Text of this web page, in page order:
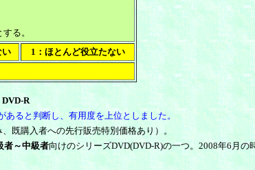
る。
い
1：ほとんど役立たない
DVD-R
あると判断し、有用度を上位としました。
既購入者への先行販売特別価格あり）。
者～中級者向けのシリーズDVD(DVD-R)の一つ。2008年6月